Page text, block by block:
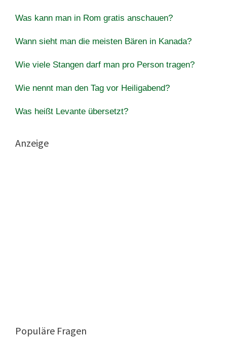
Was kann man in Rom gratis anschauen?
Wann sieht man die meisten Bären in Kanada?
Wie viele Stangen darf man pro Person tragen?
Wie nennt man den Tag vor Heiligabend?
Was heißt Levante übersetzt?
Anzeige
Populäre Fragen